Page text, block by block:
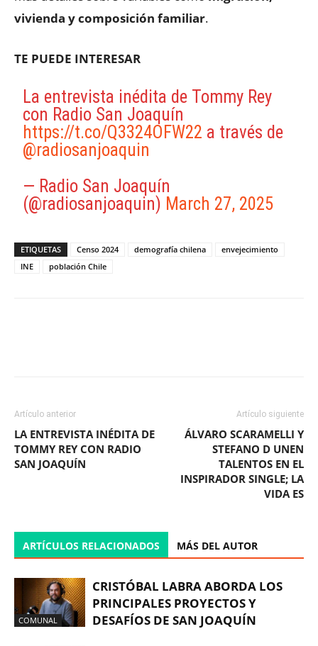
vivienda y composición familiar.
TE PUEDE INTERESAR
La entrevista inédita de Tommy Rey
con Radio San Joaquín
https://t.co/Q3324OFW22 a través de
@radiosanjoaquin
— Radio San Joaquín
(@radiosanjoaquin) March 27, 2025
ETIQUETAS Censo 2024 demografía chilena
envejecimiento
INE
población Chile
Artículo anterior
LA ENTREVISTA INÉDITA DE
TOMMY REY CON RADIO
SAN JOAQUÍN
Artículo siguiente
ÁLVARO SCARAMELLI Y
STEFANO D UNEN
TALENTOS EN EL
INSPIRADOR SINGLE; LA
VIDA ES
ARTÍCULOS RELACIONADOS MÁS DEL AUTOR
COMUNAL
CRISTÓBAL LABRA ABORDA LOS
PRINCIPALES PROYECTOS Y
DESAFÍOS DE SAN JOAQUÍN